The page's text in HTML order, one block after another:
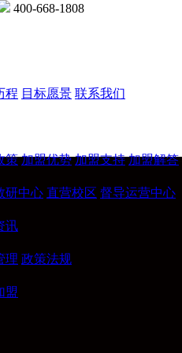
400-668-1808
程 目标愿景 联系我们
策 加盟优势 加盟支持 加盟解答
研中心 直营校区 督导运营中心
讯
理 政策法规
盟